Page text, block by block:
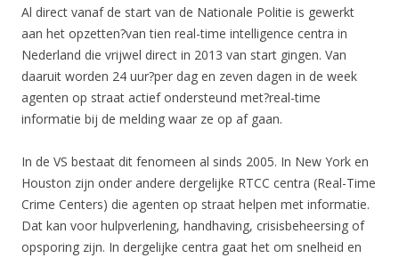
Al direct vanaf de start van de Nationale Politie is gewerkt
aan het opzetten?van tien real-time intelligence centra in
Nederland die vrijwel direct in 2013 van start gingen. Van
daaruit worden 24 uur?per dag en zeven dagen in de week
agenten op straat actief ondersteund met?real-time
informatie bij de melding waar ze op af gaan.
In de VS bestaat dit fenomeen al sinds 2005. In New York en
Houston zijn onder andere dergelijke RTCC centra (Real-Time
Crime Centers) die agenten op straat helpen met informatie.
Dat kan voor hulpverlening, handhaving, crisisbeheersing of
opsporing zijn. In dergelijke centra gaat het om snelheid en